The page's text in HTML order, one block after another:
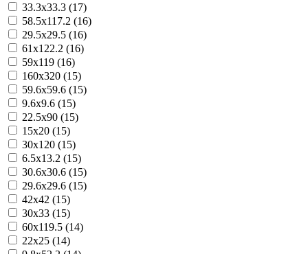
33.3x33.3 (17)
58.5x117.2 (16)
29.5x29.5 (16)
61x122.2 (16)
59x119 (16)
160x320 (15)
59.6x59.6 (15)
9.6x9.6 (15)
22.5x90 (15)
15x20 (15)
30x120 (15)
6.5x13.2 (15)
30.6x30.6 (15)
29.6x29.6 (15)
42x42 (15)
30x33 (15)
60x119.5 (14)
22x25 (14)